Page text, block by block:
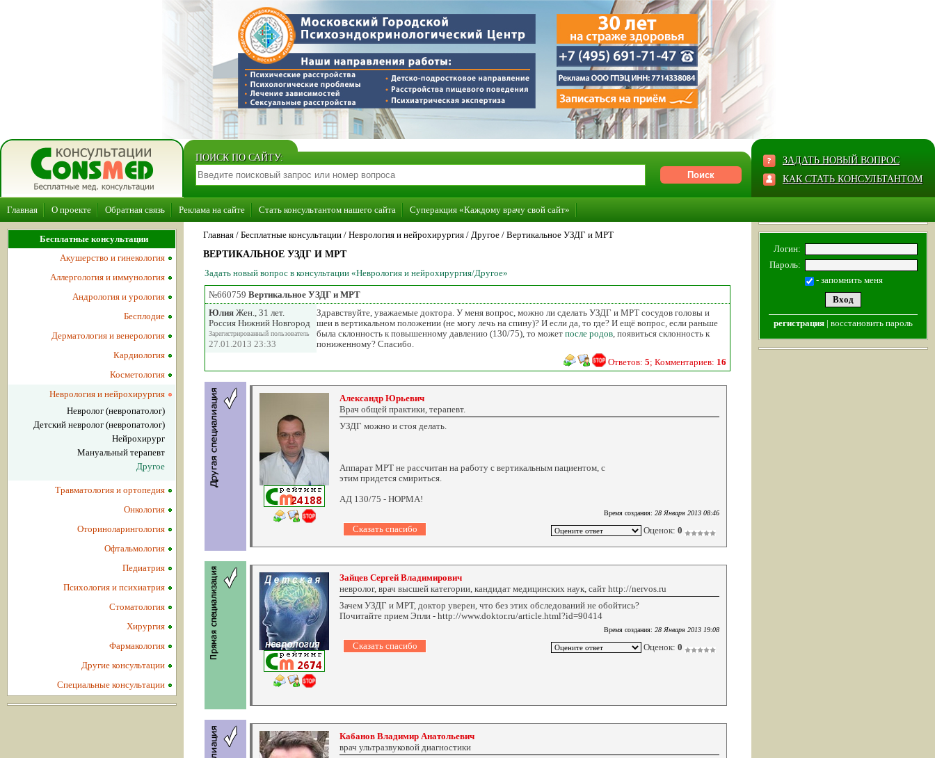
ПОИСК ПО САЙТУ:
ЗАДАТЬ НОВЫЙ ВОПРОС
КАК СТАТЬ КОНСУЛЬТАНТОМ
Главная О проекте Обратная связь Реклама на сайте Стать консультантом нашего сайта Суперакция «Каждому врачу свой сайт»
Главная / Бесплатные консультации / Неврология и нейрохирургия / Другое / Вертикальное УЗДГ и МРТ
ВЕРТИКАЛЬНОЕ УЗДГ И МРТ
Задать новый вопрос в консультации «Неврология и нейрохирургия/Другое»
№660759 Вертикальное УЗДГ и МРТ
Юлия Жен., 31 лет.
Россия Нижний Новгород
Зарегистрированный пользователь
27.01.2013 23:33
Здравствуйте, уважаемые доктора. У меня вопрос, можно ли сделать УЗДГ и МРТ сосудов головы и
шеи в вертикальном положении (не могу лечь на спину)? И если да, то где? И ещё вопрос, если раньше
была склонность к повышенному давлению (130/75), то может после родов, появиться склонность к
пониженному? Спасибо.
Ответов: 5; Комментариев: 16
Александр Юрьевич
Врач общей практики, терапевт.
УЗДГ можно и стоя делать.
Аппарат МРТ не рассчитан на работу с вертикальным пациентом, с
этим придется смириться.
АД 130/75 - НОРМА!
Время создания: 28 Января 2013 08:46
Оценок: 0
Зайцев Сергей Владимирович
невролог, врач высшей категории, кандидат медицинских наук, сайт http://nervos.ru
Зачем УЗДГ и МРТ, доктор уверен, что без этих обследований не обойтись?
Почитайте прием Эпли - http://www.doktor.ru/article.html?id=90414
Время создания: 28 Января 2013 19:08
Оценок: 0
Кабанов Владимир Анатольевич
врач ультразвуковой диагностики
Бесплатные консультации
Акушерство и гинекология
Аллергология и иммунология
Андрология и урология
Бесплодие
Дерматология и венерология
Кардиология
Косметология
Неврология и нейрохирургия
Невролог (невропатолог)
Детский невролог (невропатолог)
Нейрохирург
Мануальный терапевт
Другое
Травматология и ортопедия
Онкология
Оториноларингология
Офтальмология
Педиатрия
Психология и психиатрия
Стоматология
Хирургия
Фармакология
Другие консультации
Специальные консультации
Логин:
Пароль:
- запомнить меня
регистрация | восстановить пароль